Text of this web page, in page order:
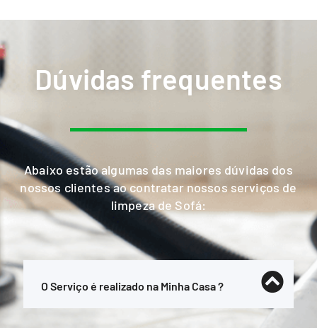
Dúvidas frequentes
Abaixo estão algumas das maiores dúvidas dos
nossos clientes ao contratar nossos serviços de
limpeza de Sofá:
O Serviço é realizado na Minha Casa ?